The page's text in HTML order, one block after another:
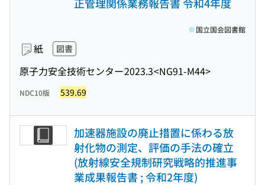
紙 図書
原子力安全技術センター2023.3<NG91-M44>
国立国会図書館
NDC10版 539.69
加速器施設の廃止措置に係わる放
射化物の測定、評価の手法の確立
(放射線安全規制研究戦略的推進事
業成果報告書 ; 令和2年度)